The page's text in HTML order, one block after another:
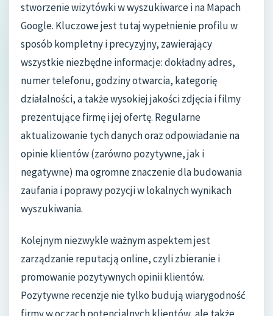
stworzenie wizytówki w wyszukiwarce i na Mapach
Google. Kluczowe jest tutaj wypełnienie profilu w
sposób kompletny i precyzyjny, zawierający
wszystkie niezbędne informacje: dokładny adres,
numer telefonu, godziny otwarcia, kategorię
działalności, a także wysokiej jakości zdjęcia i filmy
prezentujące firmę i jej ofertę. Regularne
aktualizowanie tych danych oraz odpowiadanie na
opinie klientów (zarówno pozytywne, jak i
negatywne) ma ogromne znaczenie dla budowania
zaufania i poprawy pozycji w lokalnych wynikach
wyszukiwania.
Kolejnym niezwykle ważnym aspektem jest
zarządzanie reputacją online, czyli zbieranie i
promowanie pozytywnych opinii klientów.
Pozytywne recenzje nie tylko budują wiarygodność